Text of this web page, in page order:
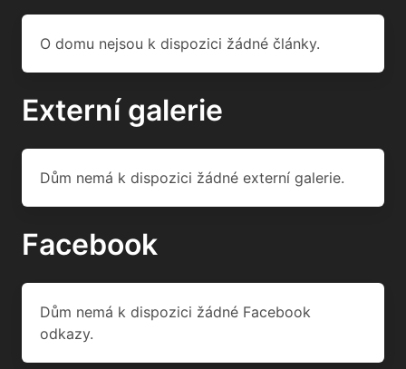
O domu nejsou k dispozici žádné články.
Externí galerie
Dům nemá k dispozici žádné externí galerie.
Facebook
Dům nemá k dispozici žádné Facebook
odkazy.